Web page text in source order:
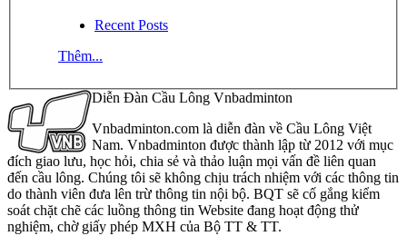
Recent Posts
Thêm...
Diễn Đàn Cầu Lông Vnbadminton
Vnbadminton.com là diễn đàn về Cầu Lông Việt
Nam. Vnbadminton được thành lập từ 2012 với mục
đích giao lưu, học hỏi, chia sẻ và thảo luận mọi vấn đề liên quan
đến cầu lông. Chúng tôi sẽ không chịu trách nhiệm với các thông tin
do thành viên đưa lên trừ thông tin nội bộ. BQT sẽ cố gắng kiểm
soát chặt chẽ các luồng thông tin Website đang hoạt động thử
nghiệm, chờ giấy phép MXH của Bộ TT & TT.